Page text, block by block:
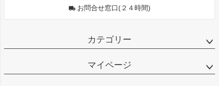
お問合せ窓口(２４時間)
カテゴリー
マイページ